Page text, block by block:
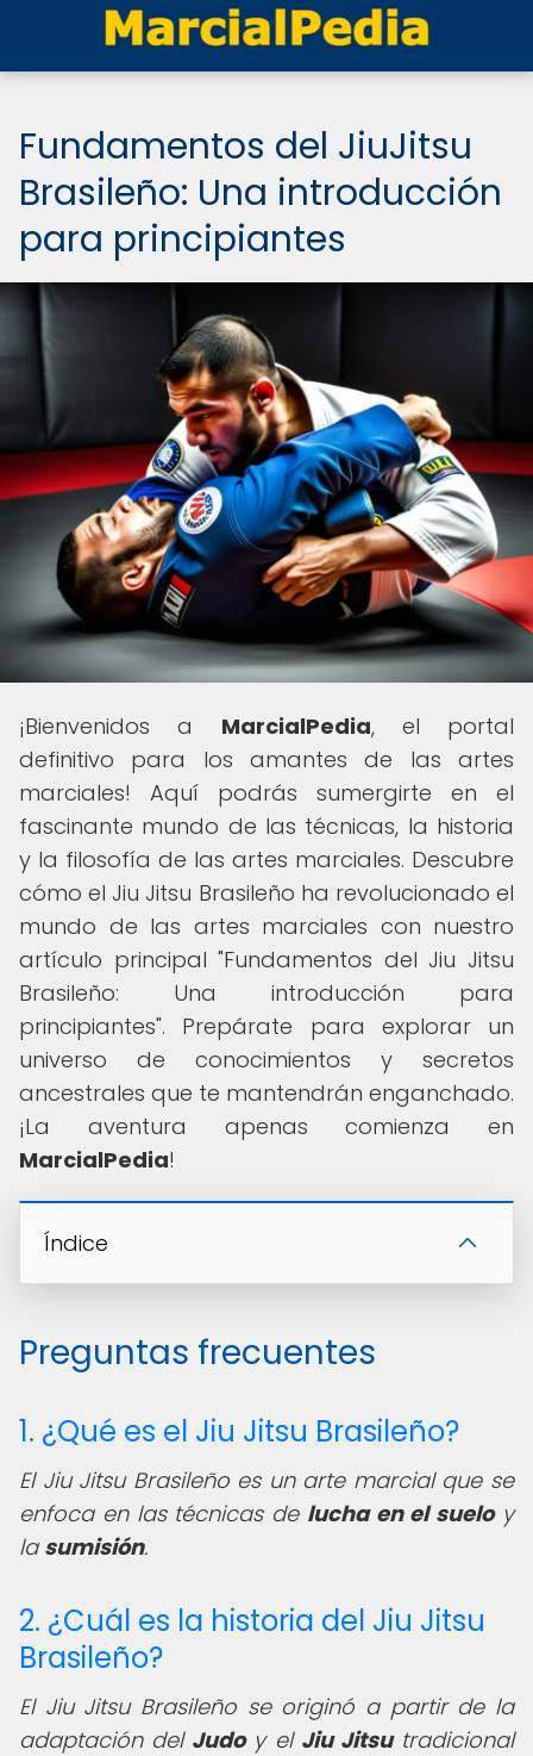
Fundamentos del JiuJitsu
Brasileño: Una introducción
para principiantes
¡Bienvenidos a MarcialPedia, el portal
definitivo para los amantes de las artes
marciales! Aquí podrás sumergirte en el
fascinante mundo de las técnicas, la historia
y la filosofía de las artes marciales. Descubre
cómo el Jiu Jitsu Brasileño ha revolucionado el
mundo de las artes marciales con nuestro
artículo principal "Fundamentos del Jiu Jitsu
Brasileño: Una introducción para
principiantes". Prepárate para explorar un
universo de conocimientos y secretos
ancestrales que te mantendrán enganchado.
¡La aventura apenas comienza en
MarcialPedia!
Índice
Preguntas frecuentes
1. ¿Qué es el Jiu Jitsu Brasileño?
El Jiu Jitsu Brasileño es un arte marcial que se
enfoca en las técnicas de lucha en el sueloy
la sumisión.
2. ¿Cuál es la historia del Jiu Jitsu
Brasileño?
El Jiu Jitsu Brasileño se originó a partir de la
adaptación del Judoy el Jiu Jitsutradicional